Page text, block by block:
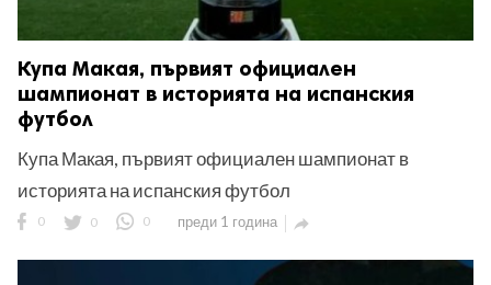
Купа Макая, първият официален
шампионат в историята на испанския
футбол
Купа Макая, първият официален шампионат в
историята на испанския футбол
0 0 0 преди 1 година 